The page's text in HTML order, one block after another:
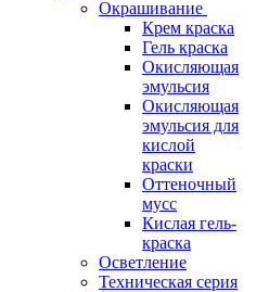
Окрашивание
Крем краска
Гель краска
Окисляющая
эмульсия
Окисляющая
эмульсия для
кислой
краски
Оттеночный
мусс
Кислая гель-
краска
Осветление
Техническая серия